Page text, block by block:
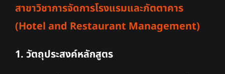
สาขาวิชาการจัดการโรงแรมและภัตตาคาร
(Hotel and Restaurant Management)
1. วัตถุประสงค์หลักสูตร